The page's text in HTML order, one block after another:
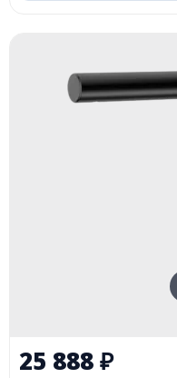
25 888₽